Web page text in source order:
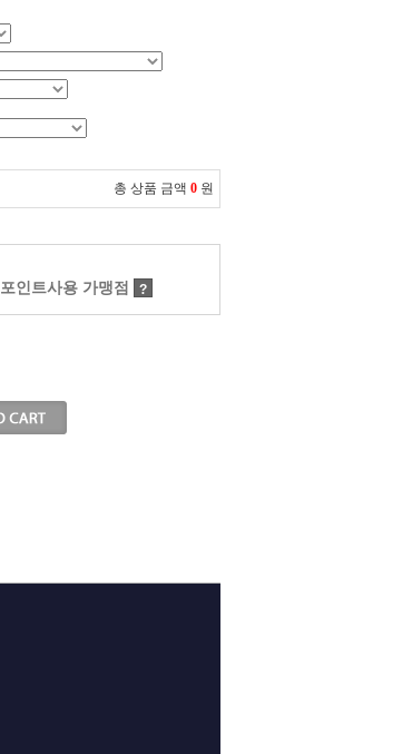
총 상품 금액 0 원
포인트사용 가맹점 ?